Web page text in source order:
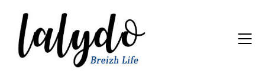
content